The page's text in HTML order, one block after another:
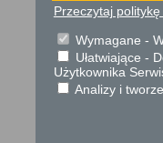
Przeczytaj
Wymagane -
Ułatwiające -
Użytkownika
Analizy i